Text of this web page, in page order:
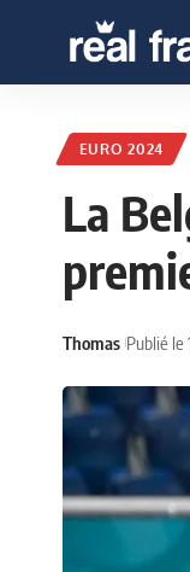
EURO 2024
La
Thomas Publié le